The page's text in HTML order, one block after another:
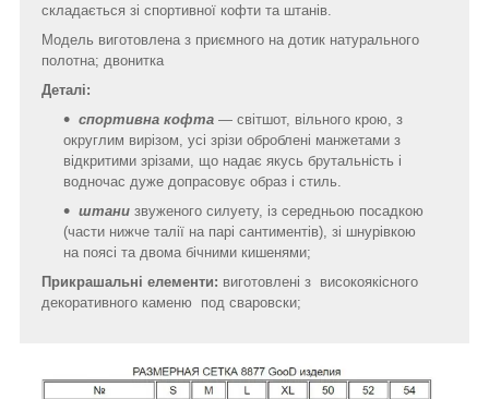
складається зі спортивної кофти та штанів.
Модель виготовлена з приємного на дотик натурального
полотна; двонитка
Деталі:
спортивна кофта — світшот, вільного крою, з
округлим вирізом, усі зрізи оброблені манжетами з
відкритими зрізами, що надає якусь брутальність і
водночас дуже допрасовує образ і стиль.
штани звуженого силуету, із середньою посадкою
(части нижче талії на парі сантиментів), зі шнурівкою
на поясі та двома бічними кишенями;
Прикрашальні елементи: виготовлені з високоякісного
декоративного каменю под сваровски;